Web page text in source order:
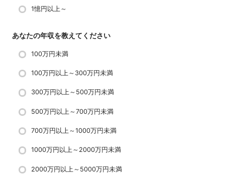
1憶円以上～
あなたの年収を教えてください
100万円未満
100万円以上～300万円未満
300万円以上～500万円未満
500万円以上～700万円未満
700万円以上～1000万円未満
1000万円以上～2000万円未満
2000万円以上～5000万円未満